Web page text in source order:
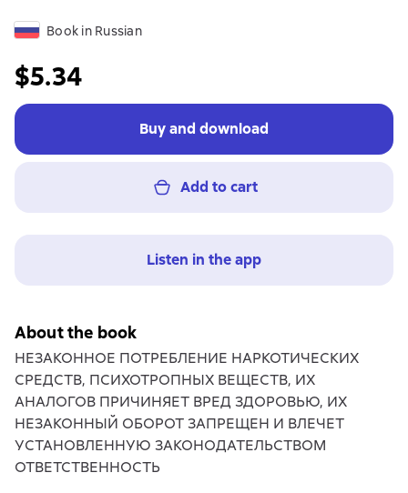
Book in Russian
$5.34
Buy and download
Add to cart
Listen in the app
About the book
НЕЗАКОННОЕ ПОТРЕБЛЕНИЕ НАРКОТИЧЕСКИХ
СРЕДСТВ, ПСИХОТРОПНЫХ ВЕЩЕСТВ, ИХ
АНАЛОГОВ ПРИЧИНЯЕТ ВРЕД ЗДОРОВЬЮ, ИХ
НЕЗАКОННЫЙ ОБОРОТ ЗАПРЕЩЕН И ВЛЕЧЕТ
УСТАНОВЛЕННУЮ ЗАКОНОДАТЕЛЬСТВОМ
ОТВЕТСТВЕННОСТЬ